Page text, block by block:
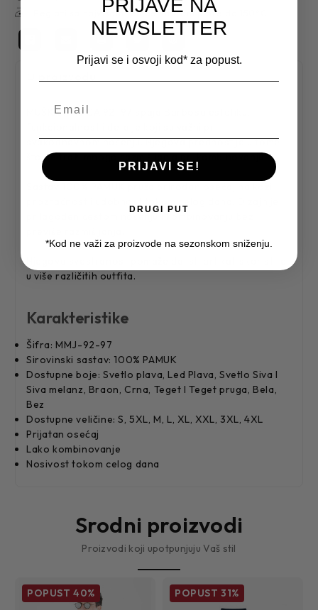
Peglati sa najvišom temperaturom ploče do 150°C
MUŠKA MAJICA 92-97 spaja Barbosa estetiku,
svakodnevnom nošenju. Njegova prednost je u tome
što ne traži mnogo razmišljanja pri kombinovanju.
prilagođen čestom nošenju i kombinovanju bez
u više različitih outfita.
Karakteristike
Šifra: MMJ-92-97
Sirovinski sastav: 100% PAMUK
Dostupne boje: Svetlo plava, Led Plava, Svetlo Siva I
Siva melanz, Braon, Crna, Teget I Teget pruga, Bela,
Bez
Dostupne veličine: S, 5XL, M, L, XL, XXL, 3XL, 4XL
Prijatan osećaj
Lako kombinovanje
Nosivost tokom celog dana
Srodni proizvodi
Proizvodi koji upotpunjuju Vaš stil
POPUST40% POPUST31%
PRIJAVE NA
NEWSLETTER
Prijavi se i osvoji kod* za popust.
PRIJAVI SE!
DRUGI PUT
*Kod ne važi za proizvode na sezonskom sniženju.